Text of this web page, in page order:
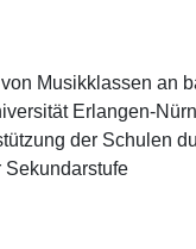
Musikklassen an
Erlangen-
der Schulen
Sekundarstufe